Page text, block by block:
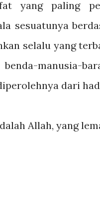
yang paling
sesuatunya
selalu yang
manusia-
dari
Allah, yang